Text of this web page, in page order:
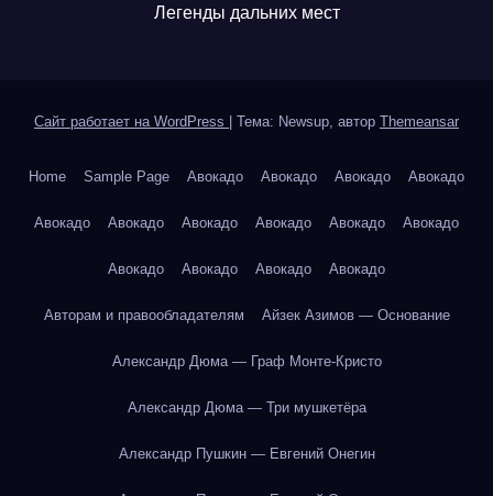
Легенды дальних мест
Сайт работает на WordPress Тема: Newsup, автор Themeansar
Home Sample Page Авокадо Авокадо Авокадо Авокадо
Авокадо Авокадо Авокадо Авокадо Авокадо Авокадо
Авокадо Авокадо Авокадо Авокадо
Авторам и правообладателям Айзек Азимов — Основание
Александр Дюма — Граф Монте-Кристо
Александр Дюма — Три мушкетёра
Александр Пушкин — Евгений Онегин